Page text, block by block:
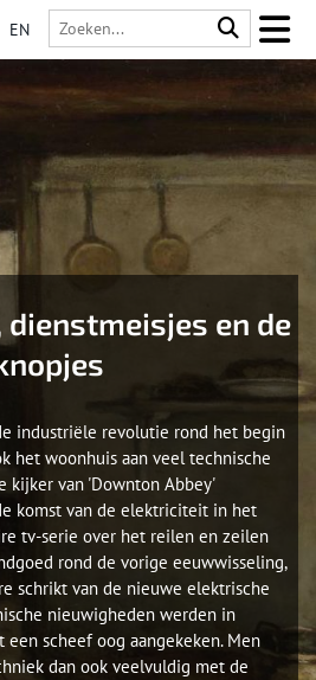
EN
dienstmeisjes en de
industriële revolutie rond het begin
het woonhuis aan veel technische
kijker van 'Downton Abbey'
komst van de elektriciteit in het
tv-serie over het reilen en zeilen
rond de vorige eeuwwisseling,
schrikt van de nieuwe elektrische
nieuwigheden werden in
scheef oog aangekeken. Men
dan ook veelvuldig met de